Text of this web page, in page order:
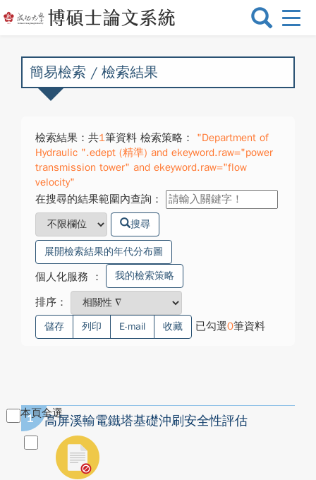
選
換
簡易檢索 / 檢索結果
檢索結果：共1筆資料 檢索策略：
"Department of
Hydraulic ".edept (精準) and ekeyword.raw="power
transmission tower" and ekeyword.raw="flow
velocity"
在搜尋的結果範圍內查詢：
搜尋
展開檢索結果的年代分布圖
個人化服務 ： 我的檢索策略
排序：
儲存 列印 E-mail 收藏 已勾選0筆資料
本頁全選
1 高屏溪輸電鐵塔基礎沖刷安全性評估